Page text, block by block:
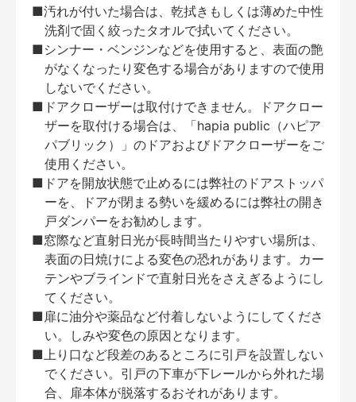
■汚れが付いた場合は、乾拭きもしくは薄めた中性
洗剤で固く絞ったタオルで拭いてください。
■シンナー・ベンジンなどを使用すると、表面の艶
がなくなったり変色する場合がありますので使用
しないでください。
■ドアクローザーは取付けできません。ドアクロー
ザーを取付ける場合は、「hapia public（ハピア
パブリック）」のドアおよびドアクローザーをご
使用ください。
■ドアを開放状態で止めるには弊社のドアストッパ
ーを、ドアが閉まる勢いを緩めるには弊社の開き
戸ダンパーをお勧めします。
■窓際など直射日光が長時間当たりやすい場所は、
表面の日焼けによる変色の恐れがあります。カー
テンやブラインドで直射日光をさえぎるようにし
てください。
■扉に油分や薬品など付着しないようにしてくださ
い。しみや変色の原因となります。
■上り口など段差のあるところに引戸を設置しない
でください。引戸の下車が下レールから外れた場
合、扉本体が脱落するおそれがあります。